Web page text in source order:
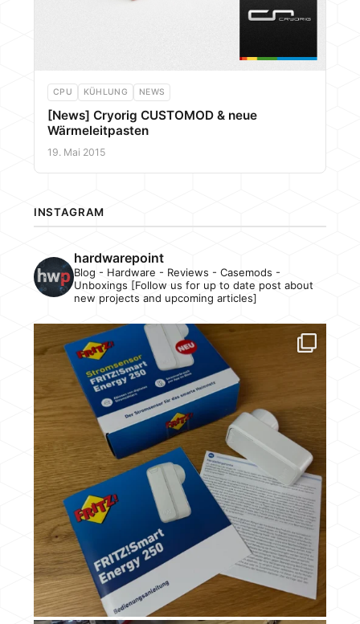
CPU KÜHLUNG NEWS
[News] Cryorig CUSTOMOD & neue
Wärmeleitpasten
19. Mai 2015
INSTAGRAM
hardwarepoint
Blog - Hardware - Reviews - Casemods -
Unboxings [Follow us for up to date post about
new projects and upcoming articles]